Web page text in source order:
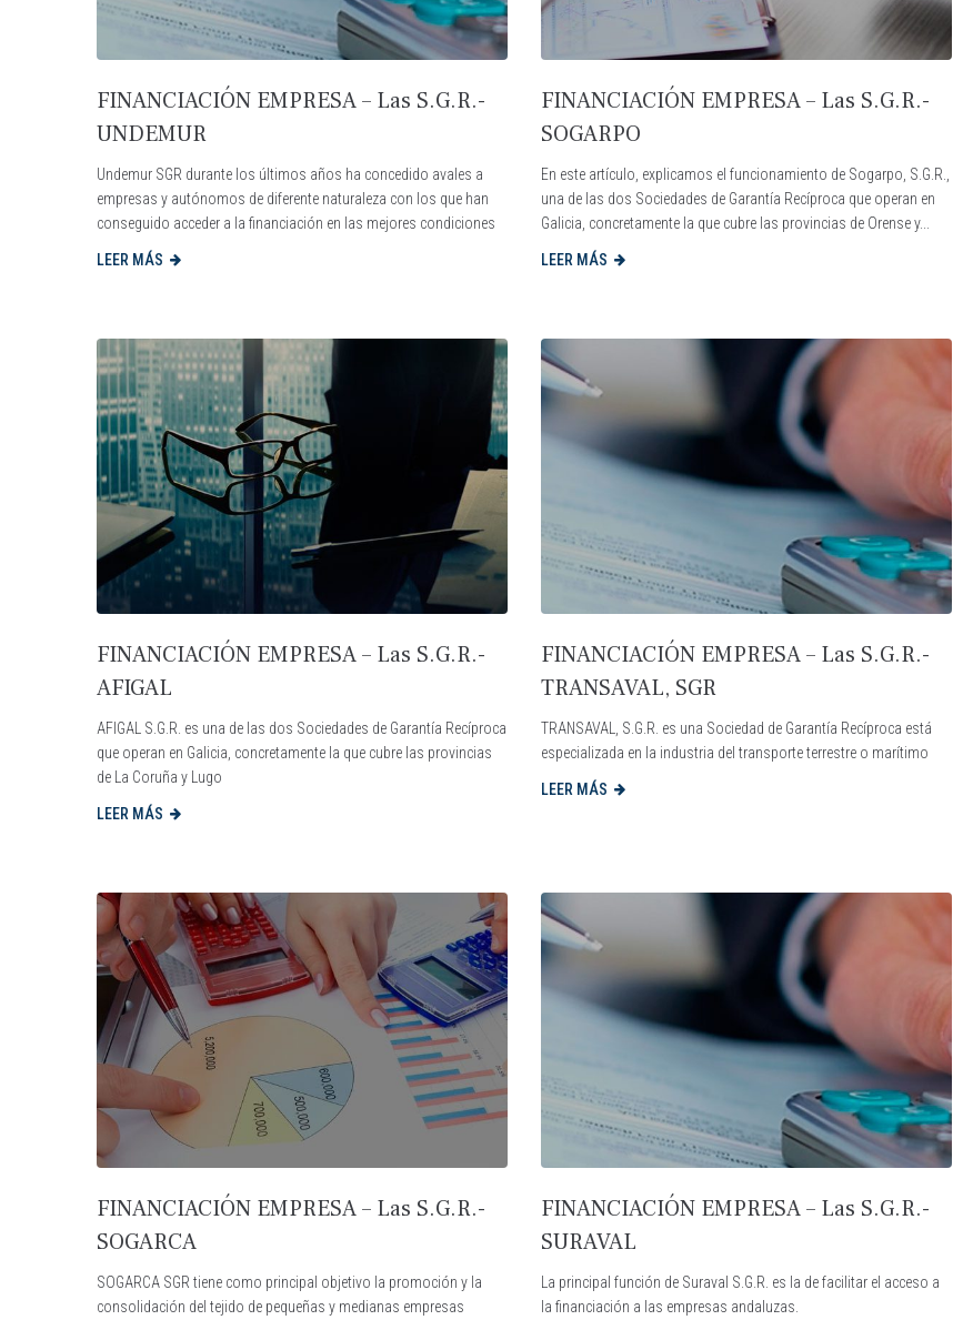
FINANCIACIÓN EMPRESA – Las S.G.R.-
UNDEMUR
Undemur SGR durante los últimos años ha concedido avales a
empresas y autónomos de diferente naturaleza con los que han
conseguido acceder a la financiación en las mejores condiciones
LEER MÁS
FINANCIACIÓN EMPRESA – Las S.G.R.-
SOGARPO
En este artículo, explicamos el funcionamiento de Sogarpo, S.G.R.,
una de las dos Sociedades de Garantía Recíproca que operan en
Galicia, concretamente la que cubre las provincias de Orense y...
LEER MÁS
FINANCIACIÓN EMPRESA – Las S.G.R.-
AFIGAL
AFIGAL S.G.R. es una de las dos Sociedades de Garantía Recíproca
que operan en Galicia, concretamente la que cubre las provincias
de La Coruña y Lugo
LEER MÁS
FINANCIACIÓN EMPRESA – Las S.G.R.-
TRANSAVAL, SGR
TRANSAVAL, S.G.R. es una Sociedad de Garantía Recíproca está
especializada en la industria del transporte terrestre o marítimo
LEER MÁS
FINANCIACIÓN EMPRESA – Las S.G.R.-
SOGARCA
SOGARCA SGR tiene como principal objetivo la promoción y la
consolidación del tejido de pequeñas y medianas empresas
FINANCIACIÓN EMPRESA – Las S.G.R.-
SURAVAL
La principal función de Suraval S.G.R. es la de facilitar el acceso a
la financiación a las empresas andaluzas.